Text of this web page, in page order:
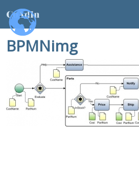
BPMNimg